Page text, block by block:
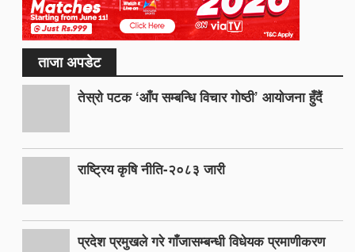
ताजा अपडेट
तेस्रो पटक ‘आँप सम्बन्धि विचार गोष्ठी’ आयोजना हुँदैं
राष्ट्रिय कृषि नीति-२०८३ जारी
प्रदेश प्रमुखले गरे गाँजासम्बन्धी विधेयक प्रमाणीकरण